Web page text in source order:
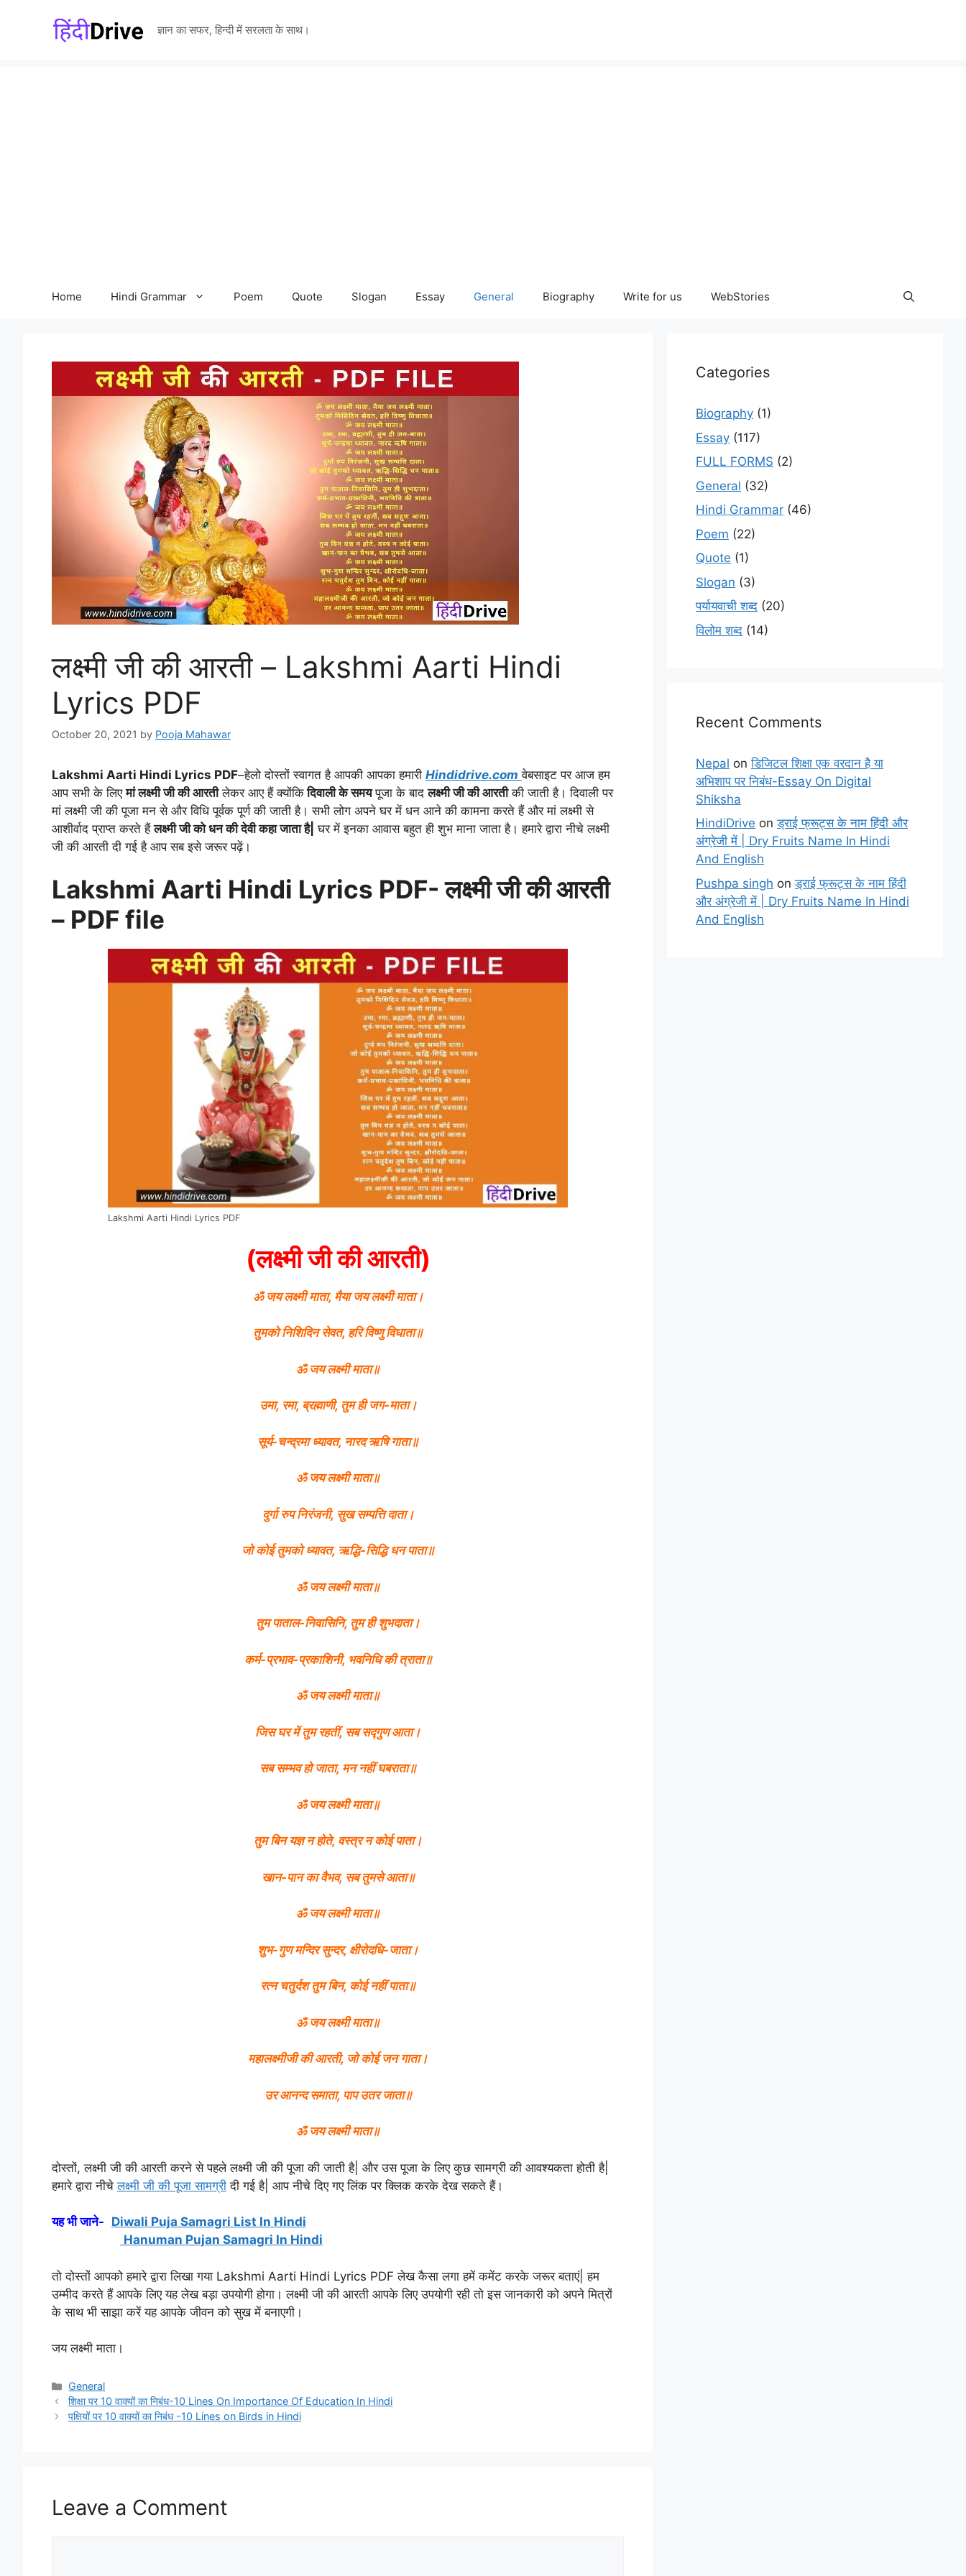
ज्ञान का सफर, हिन्दी में सरलता के साथ।
Home Hindi Grammar Poem Quote Slogan Essay General Biography Write for us WebStories
लक्ष्मी जी की आरती – Lakshmi Aarti Hindi
Lyrics PDF
October 20, 2021 by Pooja Mahawar
Lakshmi Aarti Hindi Lyrics PDF–हेलो दोस्तों स्वागत है आपकी आपका हमारी Hindidrive.com वेबसाइट पर आज हम
आप सभी के लिएमां लक्ष्मी जी की आरतीलेकर आए हैं क्योंकिदिवाली के समयपूजा के बादलक्ष्मी जी की आरतीकी जाती है। दिवाली पर
मां लक्ष्मी जी की पूजा मन से और विधि पूर्वक पूर्ण की जाती है। सभी लोग अपने घर में धन आने की कामना करते हैं और मां लक्ष्मी से
आशीर्वाद प्राप्त करते हैंलक्ष्मी जी को धन की देवी कहा जाता है| घर में इनका आवास बहुत ही शुभ माना जाता है।हमारे द्वारा नीचे लक्ष्मी
जी की आरती दी गई है आप सब इसे जरूर पढ़ें।
Lakshmi Aarti Hindi Lyrics PDF- लक्ष्मी जी की आरती
– PDF file
Lakshmi Aarti Hindi Lyrics PDF
(लक्ष्मी जी की आरती)
ॐ जय लक्ष्मी माता, मैया जय लक्ष्मी माता।
तुमको निशिदिन सेवत, हरि विष्णु विधाता॥
ॐ जय लक्ष्मी माता॥
उमा, रमा, ब्रह्माणी, तुम ही जग-माता।
सूर्य-चन्द्रमा ध्यावत, नारद ऋषि गाता॥
ॐ जय लक्ष्मी माता॥
दुर्गा रुप निरंजनी, सुख सम्पत्ति दाता।
जो कोई तुमको ध्यावत, ऋद्धि-सिद्धि धन पाता॥
ॐ जय लक्ष्मी माता॥
तुम पाताल-निवासिनि, तुम ही शुभदाता।
कर्म-प्रभाव-प्रकाशिनी, भवनिधि की त्राता॥
ॐ जय लक्ष्मी माता॥
जिस घर में तुम रहतीं, सब सद्गुण आता।
सब सम्भव हो जाता, मन नहीं घबराता॥
ॐ जय लक्ष्मी माता॥
तुम बिन यज्ञ न होते, वस्त्र न कोई पाता।
खान-पान का वैभव, सब तुमसे आता॥
ॐ जय लक्ष्मी माता॥
शुभ-गुण मन्दिर सुन्दर, क्षीरोदधि-जाता।
रत्न चतुर्दश तुम बिन, कोई नहीं पाता॥
ॐ जय लक्ष्मी माता॥
महालक्ष्मीजी की आरती, जो कोई जन गाता।
उर आनन्द समाता, पाप उतर जाता॥
ॐ जय लक्ष्मी माता॥
दोस्तों, लक्ष्मी जी की आरती करने से पहले लक्ष्मी जी की पूजा की जाती है| और उस पूजा के लिए कुछ सामग्री की आवश्यकता होती है|
हमारे द्वारा नीचेलक्ष्मी जी की पूजा सामग्री दी गई है| आप नीचे दिए गए लिंक पर क्लिक करके देख सकते हैं।
यह भी जाने- Diwali Puja Samagri List In Hindi
Hanuman Pujan Samagri In Hindi
तो दोस्तों आपको हमारे द्वारा लिखा गया Lakshmi Aarti Hindi Lyrics PDFलेख कैसा लगा हमें कमेंट करके जरूर बताएं| हम
उम्मीद करते हैं आपके लिए यह लेख बड़ा उपयोगी होगा। लक्ष्मी जी की आरती आपके लिए उपयोगी रही तो इस जानकारी को अपने मित्रों
के साथ भी साझा करें यह आपके जीवन को सुख में बनाएगी।
जय लक्ष्मी माता।
Categories
General
शिक्षा पर 10 वाक्यों का निबंध-10 Lines On Importance Of Education In Hindi
पक्षियों पर 10 वाक्यों का निबंध -10 Lines on Birds in Hindi
Leave a Comment
Categories
Biography (1)
Essay (117)
FULL FORMS (2)
General (32)
Hindi Grammar (46)
Poem (22)
Quote (1)
Slogan (3)
पर्यायवाची शब्द (20)
विलोम शब्द (14)
Recent Comments
Nepal onडिजिटल शिक्षा एक वरदान है या
अभिशाप पर निबंध-Essay On Digital
Shiksha
HindiDrive onड्राई फ्रूट्स के नाम हिंदी और
अंग्रेजी में | Dry Fruits Name In Hindi
And English
Pushpa singh onड्राई फ्रूट्स के नाम हिंदी
और अंग्रेजी में | Dry Fruits Name In Hindi
And English